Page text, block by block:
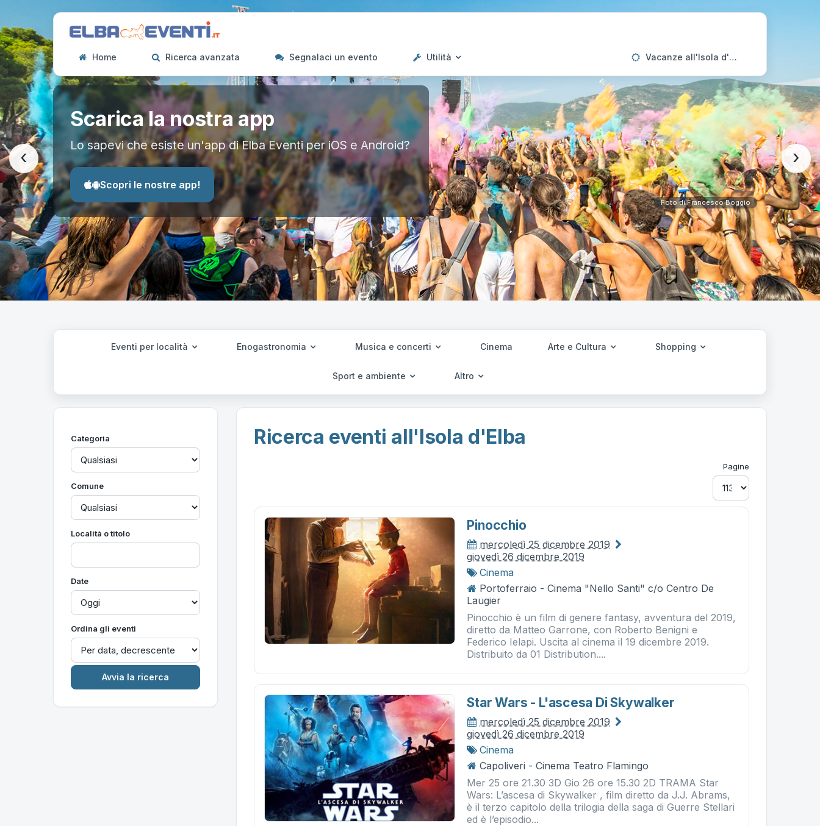
Home Ricerca avanzata Segnalaci un evento Utilità Vacanze all'Isola d'Elba
Scarica la nostra app
Lo sapevi che esiste un'app di Elba Eventi per iOS e Android?
Scopri le nostre app!
Foto di Francesco Boggio
‹ ›
Eventi per località Enogastronomia Musica e concerti Cinema Arte e Cultura Shopping
Sport e ambiente Altro
Categoria
Comune
Località o titolo
Date
Ordina gli eventi
Ricerca eventi all'Isola d'Elba
Pagine
Pinocchio
mercoledì 25 dicembre 2019
giovedì 26 dicembre 2019
Cinema
Portoferraio - Cinema "Nello Santi" c/o Centro De
Laugier
Pinocchio è un film di genere fantasy, avventura del 2019,
diretto da Matteo Garrone, con Roberto Benigni e
Federico Ielapi. Uscita al cinema il 19 dicembre 2019.
Distribuito da 01 Distribution....
Star Wars - L'ascesa Di Skywalker
mercoledì 25 dicembre 2019
giovedì 26 dicembre 2019
Cinema
Capoliveri - Cinema Teatro Flamingo
Mer 25 ore 21.30 3D Gio 26 ore 15.30 2D TRAMA Star
Wars: L’ascesa di Skywalker , film diretto da J.J. Abrams,
è il terzo capitolo della trilogia della saga di Guerre Stellari
ed è l’episodio...